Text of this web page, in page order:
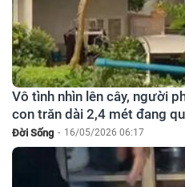
Vô tình nhìn lên cây, người
con trăn dài 2,4 mét đang
Đời Sống - 16/05/2026 06:17